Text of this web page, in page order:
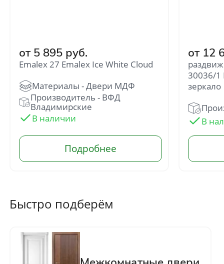
от 5 895 руб.
Emalex 27 Emalex Ice White Cloud
Производитель - ВФД
Владимирские
от 12
30036/1
зеркало
Быстро подберём